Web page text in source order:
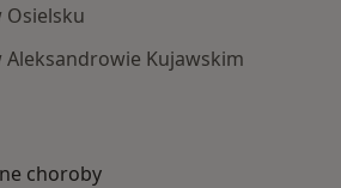
Kujawskim
choroby